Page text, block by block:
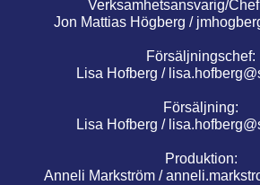
Verksamhetsansvarig/
Jon Mattias Högberg /
Försäljningschef:
Lisa Hofberg /
Försäljning:
Lisa Hofberg /
Produktion:
Anneli Markström /